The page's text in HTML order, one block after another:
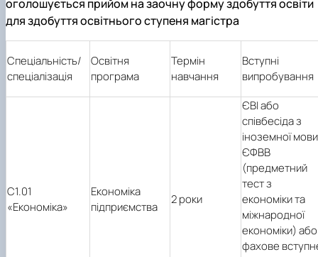
оголошується прийом на заочну форму здобуття освіти
для здобуття освітнього ступеня магістра
Спеціальність/
спеціалізація
Освітня
програма
Термін
навчання
Вступні
випробування
C1.01
«Економіка»
Економіка
підприємства
2 роки
ЄВІ або
співбесіда з
іноземної
ЄФВВ
(предметний
тест з
економіки та
міжнародної
економіки) або
фахове